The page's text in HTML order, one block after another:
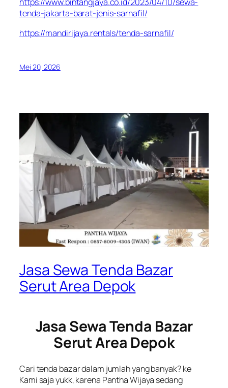
https://www.bintangjaya.co.id/2023/04/10/sewa-
tenda-jakarta-barat-jenis-sarnafil/
https://mandirijaya.rentals/tenda-sarnafil/
Mei 20, 2026
Jasa Sewa Tenda Bazar
Serut Area Depok
Jasa Sewa Tenda Bazar
Serut Area Depok
Cari tenda bazar dalam jumlah yang banyak? ke
Kami saja yukk, karena Pantha Wijaya sedang